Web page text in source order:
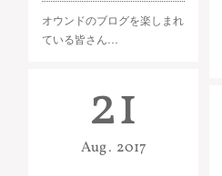
オウンドのブログを楽しまれ
ている皆さん…
21
Aug 2017